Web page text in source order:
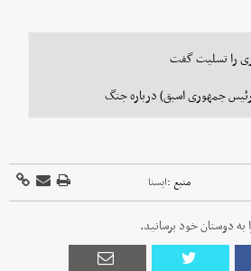
را تسلیت گفت
جمهوری اسبق) درباره جنگ
منبع :ايسنا
دوستان خود برسانید.